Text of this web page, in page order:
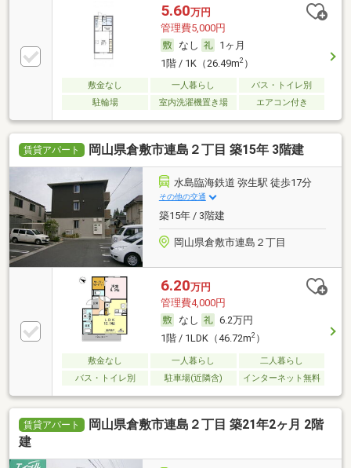
5.60万円
管理費5,000円
なし
1ヶ月
1階 / 1K（26.49m2）
敷金なし 一人暮らし
バス・トイレ別
駐輪場
室内洗濯機置き場 エアコン付き
賃貸アパート 岡山県倉敷市連島２丁目 築15年 3階建
水島臨海鉄道 弥生駅 徒歩17分
その他の交通
築15年 / 3階建
岡山県倉敷市連島２丁目
6.20万円
管理費4,000円
なし
6.2万円
1階 / 1LDK（46.72m2）
敷金なし 一人暮らし
二人暮らし
バス・トイレ別
駐車場(近隣含) インターネット無料
賃貸アパート
岡山県倉敷市連島２丁目 築21年2ヶ月 2階
建